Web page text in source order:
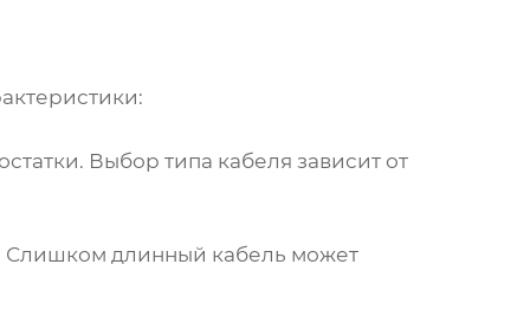
Выбор типа кабеля зависит от
Слишком длинный кабель может